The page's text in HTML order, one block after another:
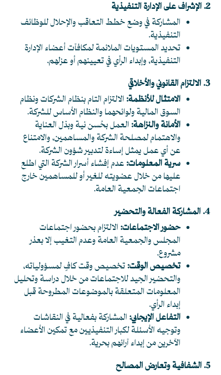
2. الإشراف على الإدارة التنفيذية
المشاركة في وضع خطط التعاقب والإحلال للوظائف
التنفيذية.
تحديد المستويات الملائمة لمكافآت أعضاء الإدارة
التنفيذية، وإبداء الرأي في تعيينهم أو عزلهم.
3. الالتزام القانوني والأخلاقي
الامتثال للأنظمة:الالتزام التام بنظام الشركات ونظام
السوق المالية ولوائحهما والنظام الأساس للشركة.
الأمانة والنزاهة:العمل بحُسن نية وبذل العناية
والاهتمام لمصلحة الشركة والمساهمين، والامتناع
عن أي عمل يمثل إساءة لتدبير شؤون الشركة.
سرية المعلومات:عدم إفشاء أسرار الشركة التي اطلع
عليها من خلال عضويته للغير أو للمساهمين خارج
اجتماعات الجمعية العامة.
4. المشاركة الفعالة والتحضير
حضور الاجتماعات:الالتزام بحضور اجتماعات
المجلس والجمعية العامة وعدم التغيب إلا بعذر
مشروع.
تخصيص الوقت:تخصيص وقت كافٍ لمسؤولياته،
والتحضير الجيد للاجتماعات من خلال دراسة وتحليل
المعلومات المتعلقة بالموضوعات المطروحة قبل
إبداء الرأي.
التفاعل الإيجابي:المشاركة بفعالية في النقاشات
وتوجيه الأسئلة لكبار التنفيذيين مع تمكين الأعضاء
الآخرين من إبداء آرائهم بحرية.
5. الشفافية وتعارض المصالح